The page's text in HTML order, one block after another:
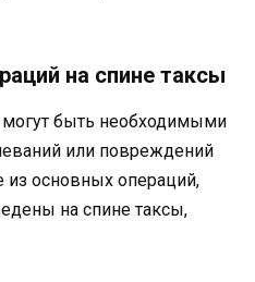
на спине таксы
быть необходимыми
или повреждений
из основных операций,
на спине таксы,